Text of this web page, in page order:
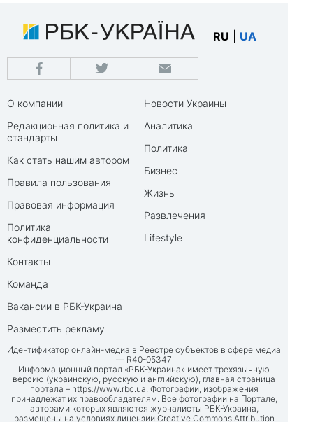
RU UA
О компании
Редакционная политика и
стандарты
Как стать нашим автором
Правила пользования
Правовая информация
Политика
конфиденциальности
Контакты
Команда
Вакансии в РБК-Украина
Разместить рекламу
Новости Украины
Аналитика
Политика
Бизнес
Жизнь
Развлечения
Lifestyle
Идентификатор онлайн-медиа в Реестре субъектов в сфере медиа
— R40-05347
Информационный портал «РБК-Украина» имеет трехязычную
версию (украинскую, русскую и английскую), главная страница
портала – https://www.rbc.ua. Фотографии, изображения
принадлежат их правообладателям. Все фотографии на Портале,
авторами которых являются журналисты РБК-Украина,
размещены на условиях лицензии Creative Commons Attribution